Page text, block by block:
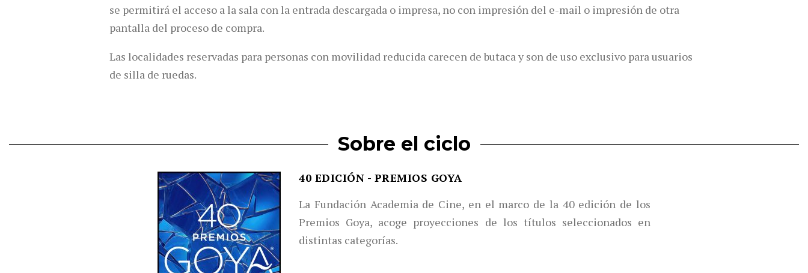
se permitirá el acceso a la sala con la entrada descargada o impresa, no con impresión del e-mail o impresión de otra
pantalla del proceso de compra.
Las localidades reservadas para personas con movilidad reducida carecen de butaca y son de uso exclusivo para usuarios
de silla de ruedas.
Sobre el ciclo
40 EDICIÓN - PREMIOS GOYA
La Fundación Academia de Cine, en el marco de la 40 edición de los
Premios Goya, acoge proyecciones de los títulos seleccionados en
distintas categorías.